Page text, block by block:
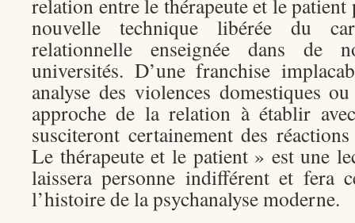
relation entre le thérapeute et le
nouvelle technique libérée du
relationnelle enseignée dans de
universités. D’une franchise
analyse des violences domestiques
approche de la relation à établir
susciteront certainement des
Le thérapeute et le patient » est une
laissera personne indifférent et fera
l’histoire de la psychanalyse moderne.